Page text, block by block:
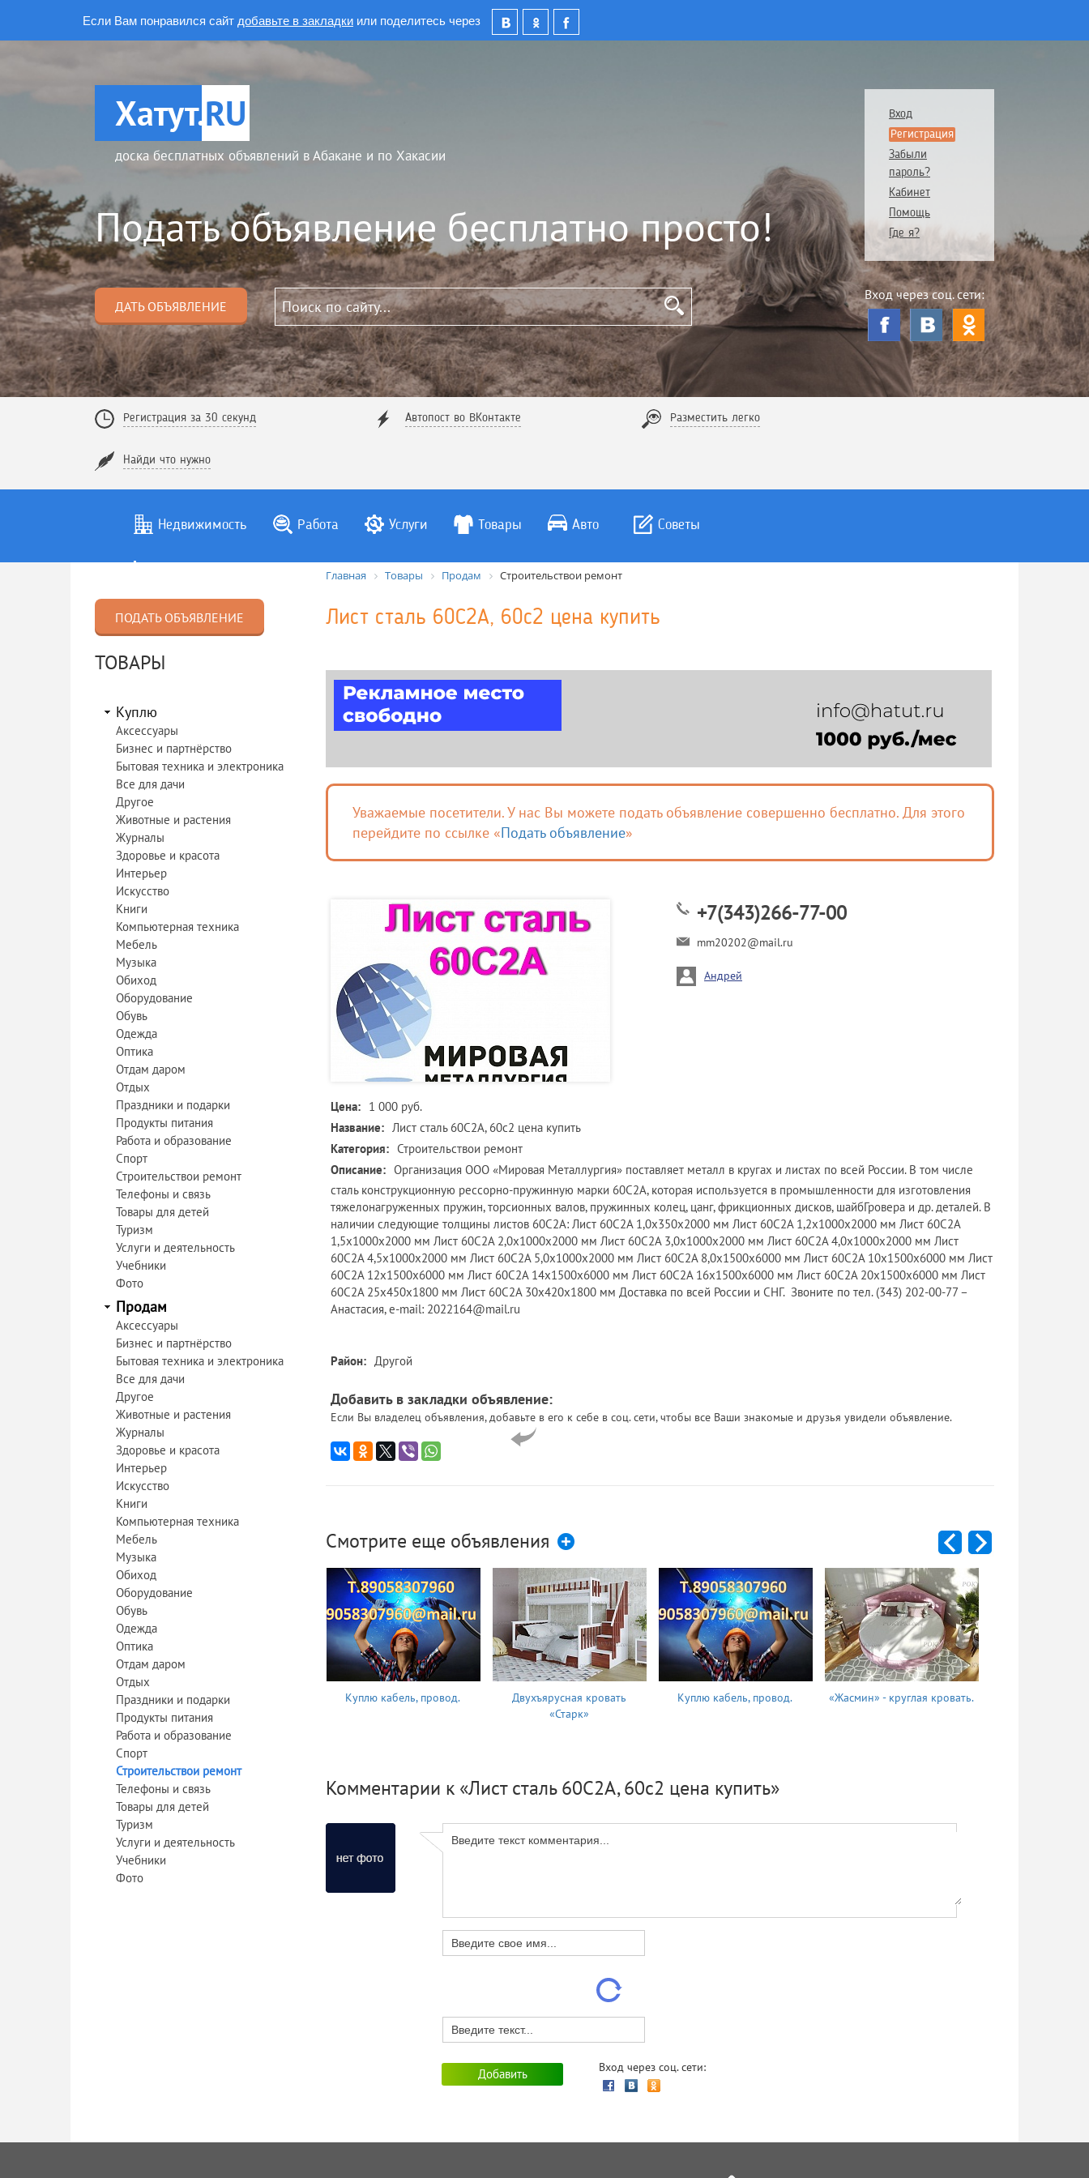
Если Вам понравился сайт добавьте в закладки или поделитесь через
Хатут.RU
доска бесплатных объявлений в Абакане и по Хакасии
Подать объявление бесплатно просто!
ДАТЬ ОБЪЯВЛЕНИЕ
Вход
Регистрация
Забыли
пароль?
Кабинет
Помощь
Где я?
Вход через соц. сети:
Регистрация за 30 секунд Автопост во ВКонтакте Разместить легко
Найди что нужно
Недвижимость Работа Услуги Товары Авто Советы
ПОДАТЬ ОБЪЯВЛЕНИЕ
ТОВАРЫ
Куплю
Аксессуары
Бизнес и партнёрство
Бытовая техника и электроника
Все для дачи
Другое
Животные и растения
Журналы
Здоровье и красота
Интерьер
Искусство
Книги
Компьютерная техника
Мебель
Музыка
Обиход
Оборудование
Обувь
Одежда
Оптика
Отдам даром
Отдых
Праздники и подарки
Продукты питания
Работа и образование
Спорт
Строительствои ремонт
Телефоны и связь
Товары для детей
Туризм
Услуги и деятельность
Учебники
Фото
Продам
Аксессуары
Бизнес и партнёрство
Бытовая техника и электроника
Все для дачи
Другое
Животные и растения
Журналы
Здоровье и красота
Интерьер
Искусство
Книги
Компьютерная техника
Мебель
Музыка
Обиход
Оборудование
Обувь
Одежда
Оптика
Отдам даром
Отдых
Праздники и подарки
Продукты питания
Работа и образование
Спорт
Строительствои ремонт
Телефоны и связь
Товары для детей
Туризм
Услуги и деятельность
Учебники
Фото
Главная Товары Продам Строительствои ремонт
Лист сталь 60С2А, 60с2 цена купить
Уважаемые посетители. У нас Вы можете подать объявление совершенно бесплатно. Для этого
перейдите по ссылке «Подать объявление»
+7(343)266-77-00
mm20202@mail.ru
Андрей
Цена: 1 000 руб.
Название: Лист сталь 60С2А, 60с2 цена купить
Категория: Строительствои ремонт
Описание: Организация ООО «Мировая Металлургия» поставляет металл в кругах и листах по всей России. В том числе
сталь конструкционную рессорно-пружинную марки 60С2А, которая используется в промышленности для изготовления
тяжелонагруженных пружин, торсионных валов, пружинных колец, цанг, фрикционных дисков, шайбГровера и др. деталей. В
наличии следующие толщины листов 60С2А: Лист 60С2А 1,0х350х2000 мм Лист 60С2А 1,2х1000х2000 мм Лист 60С2А
1,5х1000х2000 мм Лист 60С2А 2,0х1000х2000 мм Лист 60С2А 3,0х1000х2000 мм Лист 60С2А 4,0х1000х2000 мм Лист
60С2А 4,5х1000х2000 мм Лист 60С2А 5,0х1000х2000 мм Лист 60С2А 8,0х1500х6000 мм Лист 60С2А 10х1500х6000 мм Лист
60С2А 12х1500х6000 мм Лист 60С2А 14х1500х6000 мм Лист 60С2А 16х1500х6000 мм Лист 60С2А 20х1500х6000 мм Лист
60С2А 25х450х1800 мм Лист 60С2А 30х420х1800 мм Доставка по всей России и СНГ. Звоните по тел. (343) 202-00-77 –
Анастасия, e-mail: 2022164@mail.ru
Район: Другой
Добавить в закладки объявление:
Если Вы владелец объявления, добавьте в его к себе в соц. сети, чтобы все Ваши знакомые и друзья увидели объявление.
Смотрите еще объявления
Куплю кабель, провод.
Двухъярусная кровать
«Старк»
Куплю кабель, провод. «Жасмин» - круглая кровать.
Комментарии к «Лист сталь 60С2А, 60с2 цена купить»
Вход через соц. сети: